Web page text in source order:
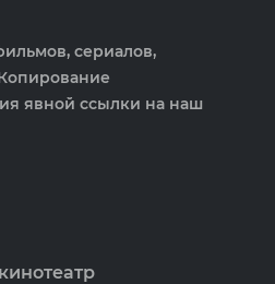
сериалов,
явной ссылки на наш